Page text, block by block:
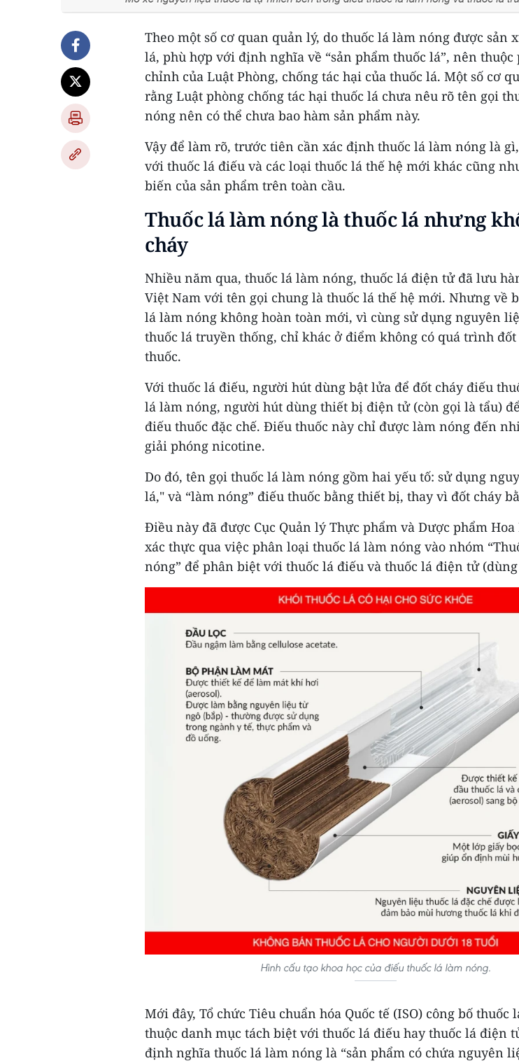
Theo một số cơ quan quản lý, do thuốc lá làm nóng được sản
lá, phù hợp với định nghĩa về “sản phẩm thuốc lá”, nên
chỉnh của Luật Phòng, chống tác hại của thuốc lá. Một số cơ
rằng Luật phòng chống tác hại thuốc lá chưa nêu rõ tên gọi
nóng nên có thể chưa bao hàm sản phẩm này.
Vậy để làm rõ, trước tiên cần xác định thuốc lá làm nóng là
với thuốc lá điếu và các loại thuốc lá thế hệ mới khác cũng
biến của sản phẩm trên toàn cầu.
Thuốc lá làm nóng là thuốc lá nhưng
cháy
Nhiều năm qua, thuốc lá làm nóng, thuốc lá điện tử đã lưu
Việt Nam với tên gọi chung là thuốc lá thế hệ mới. Nhưng về
lá làm nóng không hoàn toàn mới, vì cùng sử dụng nguyên
thuốc lá truyền thống, chỉ khác ở điểm không có quá trình
thuốc.
Với thuốc lá điếu, người hút dùng bật lửa để đốt cháy điếu
lá làm nóng, người hút dùng thiết bị điện tử (còn gọi là tẩu)
điếu thuốc đặc chế. Điếu thuốc này chỉ được làm nóng đến
giải phóng nicotine.
Do đó, tên gọi thuốc lá làm nóng gồm hai yếu tố: sử dụng
lá," và “làm nóng” điếu thuốc bằng thiết bị, thay vì đốt cháy
Điều này đã được Cục Quản lý Thực phẩm và Dược phẩm Hoa
xác thực qua việc phân loại thuốc lá làm nóng vào nhóm
nóng” để phân biệt với thuốc lá điếu và thuốc lá điện tử
Hình cấu tạo khoa học của điếu thuốc lá làm nóng.
Mới đây, Tổ chức Tiêu chuẩn hóa Quốc tế (ISO) công bố thuốc
thuộc danh mục tách biệt với thuốc lá điếu hay thuốc lá điện
định nghĩa thuốc lá làm nóng là “sản phẩm có chứa nguyên